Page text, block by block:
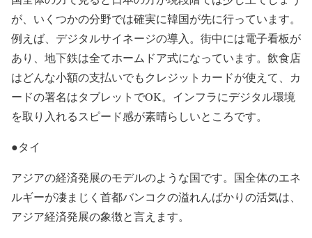
が、いくつかの分野では確実に韓国が先に行っています。
例えば、デジタルサイネージの導入。街中には電子看板が
あり、地下鉄は全てホームドア式になっています。飲食店
はどんな小額の支払いでもクレジットカードが使えて、カ
ードの署名はタブレットでOK。インフラにデジタル環境
を取り入れるスピード感が素晴らしいところです。
●タイ
アジアの経済発展のモデルのような国です。国全体のエネ
ルギーが凄まじく首都バンコクの溢れんばかりの活気は、
アジア経済発展の象徴と言えます。